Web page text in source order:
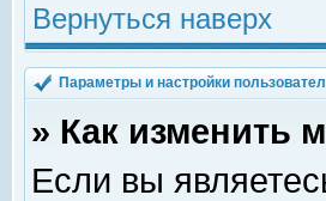
Вернуться наверх
Параметры и настройки
» Как изменить
Если вы